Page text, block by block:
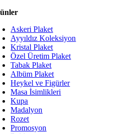
Askeri Plaket
Ayyıldız Koleksiyon
Kristal Plaket
Özel Üretim Plaket
Tabak Plaket
Albüm Plaket
Heykel ve Figürler
Masa İsimlikleri
Kupa
Madalyon
Rozet
Promosyon